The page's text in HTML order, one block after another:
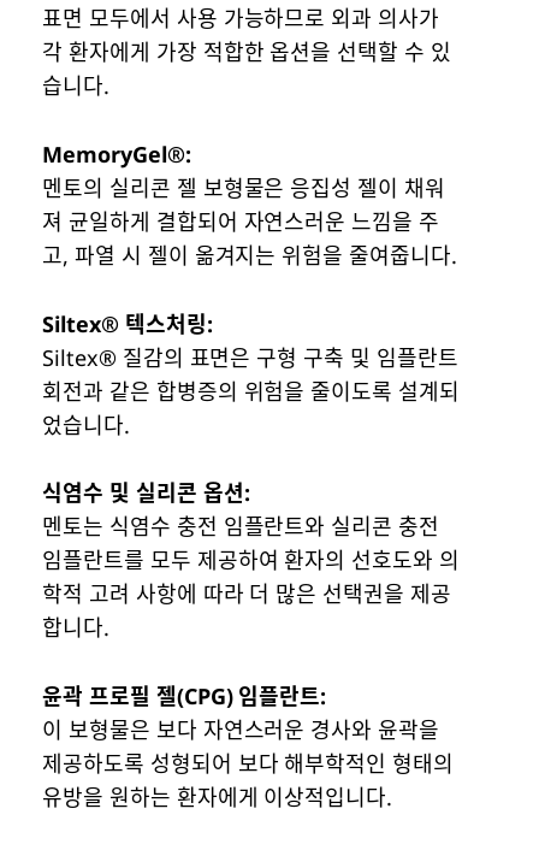
표면 모두에서 사용 가능하므로 외과 의사가
각 환자에게 가장 적합한 옵션을 선택할 수 있
습니다.
MemoryGel®:
멘토의 실리콘 젤 보형물은 응집성 젤이 채워
져 균일하게 결합되어 자연스러운 느낌을 주
고, 파열 시 젤이 옮겨지는 위험을 줄여줍니다.
Siltex® 텍스처링:
Siltex® 질감의 표면은 구형 구축 및 임플란트
회전과 같은 합병증의 위험을 줄이도록 설계되
었습니다.
식염수 및 실리콘 옵션:
멘토는 식염수 충전 임플란트와 실리콘 충전
임플란트를 모두 제공하여 환자의 선호도와 의
학적 고려 사항에 따라 더 많은 선택권을 제공
합니다.
윤곽 프로필 젤(CPG) 임플란트:
이 보형물은 보다 자연스러운 경사와 윤곽을
제공하도록 성형되어 보다 해부학적인 형태의
유방을 원하는 환자에게 이상적입니다.